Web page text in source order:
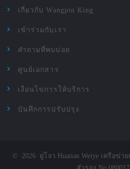
เกี่ยวกับ Wangpin King
เข้าร่วมกับเรา
คำถามที่พบบ่อย
ศูนย์เอกสาร
เงื่อนไขการให้บริการ
บันทึกการปรับปรุง
© 2026 ฝูโจว Huatian Weiye เครือข่า